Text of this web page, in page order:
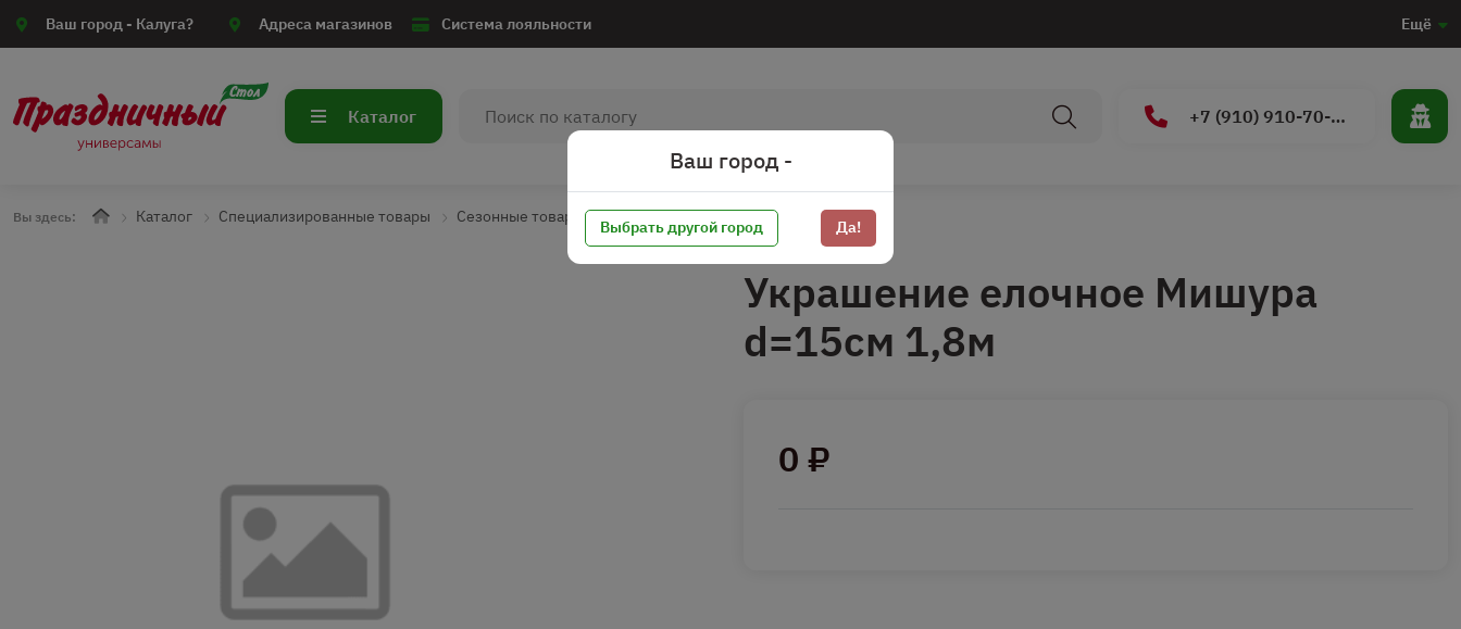
Ваш город - Калуга? Адреса магазинов Система лояльности Ещё
Каталог +7 (910) 910-70-15
Вы здесь: Каталог Специализированные товары Сезонные товары Праздники Новый год
Украшение елочное Мишура
d=15см 1,8м
0 ₽
Ваш город -
Выбрать другой город Да!